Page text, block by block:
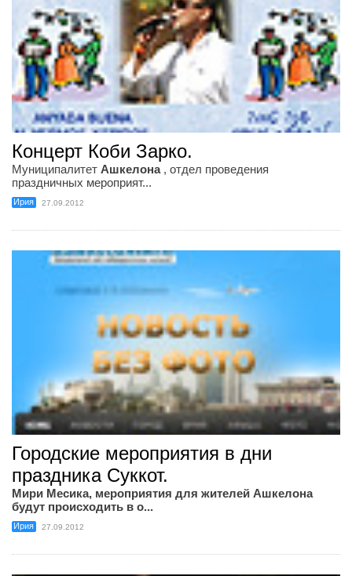
Концерт Коби Зарко.
Муниципалитет Ашкелона, отдел проведения
праздничных мероприят...
Ирия 27.09.2012
Городские мероприятия в дни
праздника Суккот.
Мири Месика, мероприятия для жителей Ашкелона
будут происходить в о...
Ирия 27.09.2012